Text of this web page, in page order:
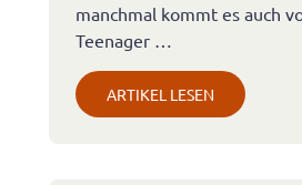
manchmal kommt es auch
Teenager …
ARTIKEL LESEN